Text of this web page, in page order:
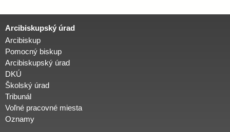
r
c
i
d
i
Arcibiskupský úrad
Arcibiskup
Pomocný biskup
Arcibiskupský úrad
DKÚ
Školský úrad
Tribunál
Voľné pracovné miesta
Oznamy